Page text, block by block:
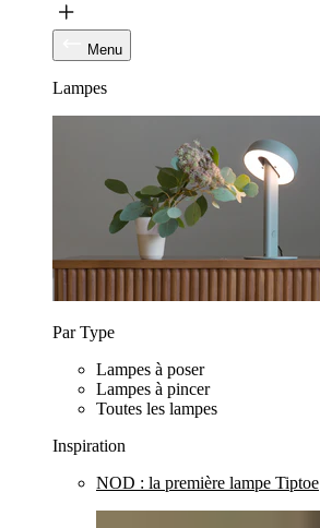
Menu
Lampes
Par Type
Lampes à poser
Lampes à pincer
Toutes les lampes
Inspiration
NOD : la première lampe Tiptoe